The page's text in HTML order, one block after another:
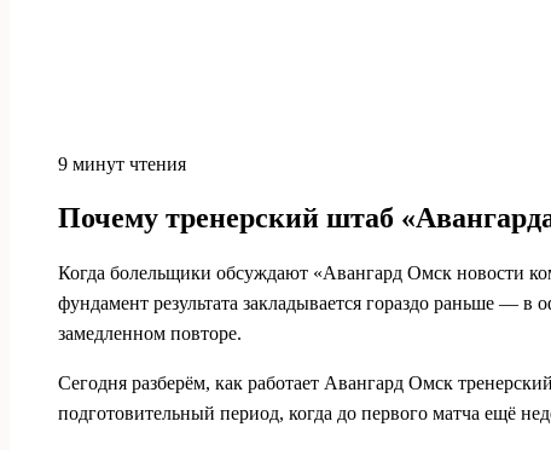
9 минут чтения
Почему тренерский штаб
Когда болельщики обсуждают «Авангард Омск новости
фундамент результата закладывается гораздо раньше —
замедленном повторе.
Сегодня разберём, как работает Авангард Омск
подготовительный период, когда до первого матча ещё